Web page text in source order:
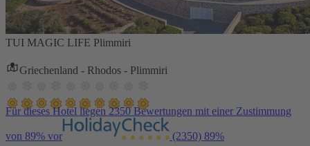
TUI MAGIC LIFE Plimmiri
Griechenland - Rhodos - Plimmiri
Für dieses Hotel liegen 2350 Bewertungen mit einer Zustimmung
von 89% vor (2350) 89%